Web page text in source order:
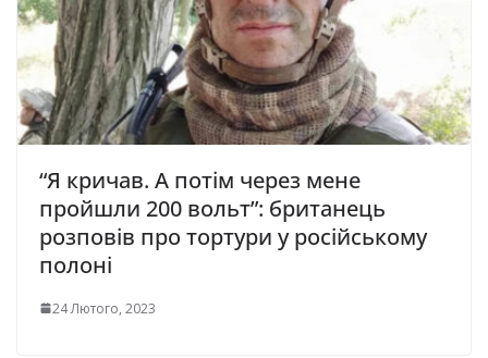
“Я кричав. А потім через мене
пройшли 200 вольт”: британець
розповів про тортури у російському
полоні
24 Лютого, 2023